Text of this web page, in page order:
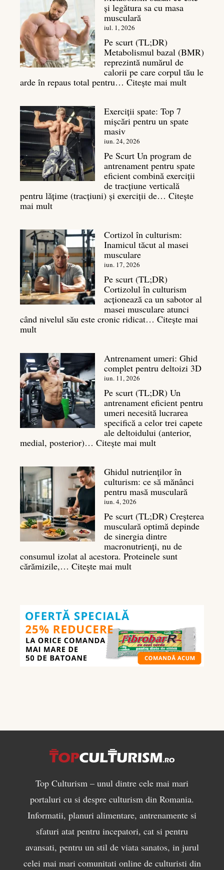
și legătura sa cu masa
musculară
iul. 1, 2026
Pe scurt (TL;DR)
Metabolismul bazal (BMR)
reprezintă numărul de
calorii pe care corpul tău le
arde în repaus total pentru… Citește mai mult:
este
sa
cu
masa
musculară
Exerciții spate: Top 7
mișcări pentru un spate
masiv
iun. 24, 2026
Pe Scurt Un program de
antrenament pentru spate
eficient combină exerciții
de tracțiune verticală
pentru lățime (tracțiuni) și exerciții de… Citește
mai mult:
Top
7
mișcări
pentru
un
spate
masiv
Cortizol în culturism:
Inamicul tăcut al masei
musculare
iun. 17, 2026
Pe scurt (TL;DR)
Cortizolul în culturism
acționează ca un sabotor al
masei musculare atunci
când nivelul său este cronic ridicat… Citește mai
mult:
culturism:
Inamicul
tăcut
al
masei
musculare
Antrenament umeri: Ghid
complet pentru deltoizi 3D
iun. 11, 2026
Pe scurt (TL;DR) Un
antrenament eficient pentru
umeri necesită lucrarea
specifică a celor trei capete
ale deltoidului (anterior,
medial, posterior)… Citește mai mult:
Ghid
complet
pentru
3D
Ghidul nutrienților în
culturism: ce să mănânci
pentru masă musculară
iun. 4, 2026
Pe scurt (TL;DR) Creșterea
musculară optimă depinde
de sinergia dintre
macronutrienți, nu de
consumul izolat al acestora. Proteinele sunt
cărămizile,… Citește mai mult:
mănânci
pentru
masă
musculară
Top Culturism – unul dintre cele mai mari
portaluri cu si despre culturism din Romania.
Informatii, planuri alimentare, antrenamente si
sfaturi atat pentru incepatori, cat si pentru
avansati, pentru un stil de viata sanatos, in jurul
celei mai mari comunitati online de culturisti din